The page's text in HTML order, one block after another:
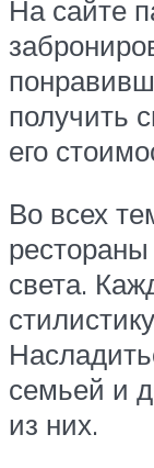
На сайте
получить
его
Во всех
рестораны
света.
семьей и
из них.